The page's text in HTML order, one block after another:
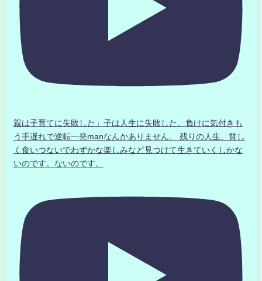
親は子育てに失敗した」子は人生に失敗した。負けに気付きも
う手遅れで逆転一発manなんかありません、 残りの人生、貧し
く食いつないでわずかな楽しみなど見つけて生きていくしかな
いのです。ないのです。